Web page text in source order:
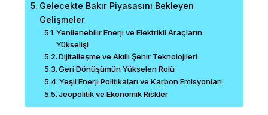
Gelecekte Bakır Piyasasını Bekleyen
Gelişmeler
Yenilenebilir Enerji ve Elektrikli Araçların
Yükselişi
Dijitalleşme ve Akıllı Şehir Teknolojileri
Geri Dönüşümün Yükselen Rolü
Yeşil Enerji Politikaları ve Karbon Emisyonları
Jeopolitik ve Ekonomik Riskler